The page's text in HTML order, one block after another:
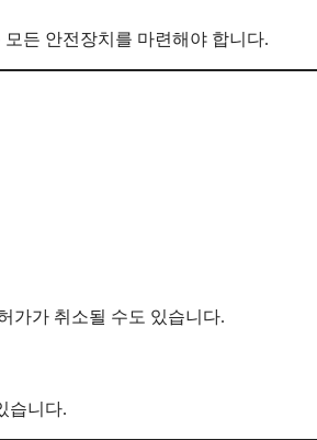
든 안전장치를 마련해야 합니다.
가가 취소될 수도 있습니다.
습니다.